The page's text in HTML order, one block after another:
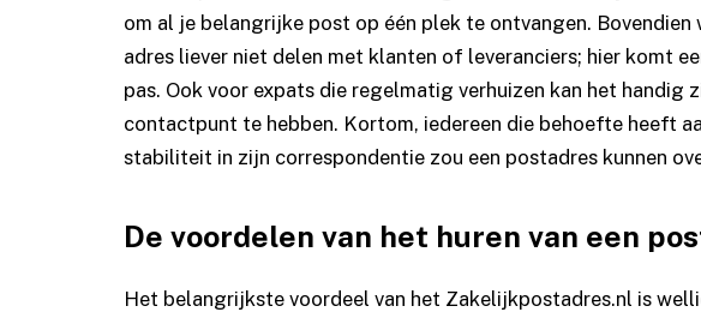
om al je belangrijke post op één plek te ontvangen. Bovendien
adres liever niet delen met klanten of leveranciers; hier komt
pas. Ook voor expats die regelmatig verhuizen kan het handig
contactpunt te hebben. Kortom, iedereen die behoefte heeft
stabiliteit in zijn correspondentie zou een postadres kunnen
De voordelen van het huren van een
Het belangrijkste voordeel van het Zakelijkpostadres.nl is